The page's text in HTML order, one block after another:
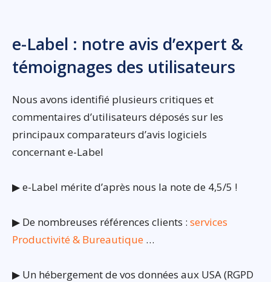
e-Label : notre avis d’expert &
témoignages des utilisateurs
Nous avons identifié plusieurs critiques et
commentaires d’utilisateurs déposés sur les
principaux comparateurs d’avis logiciels
concernant e-Label
▶ e-Label mérite d’après nous la note de 4,5/5 !
▶ De nombreuses références clients : services
Productivité & Bureautique …
▶ Un hébergement de vos données aux USA (RGPD